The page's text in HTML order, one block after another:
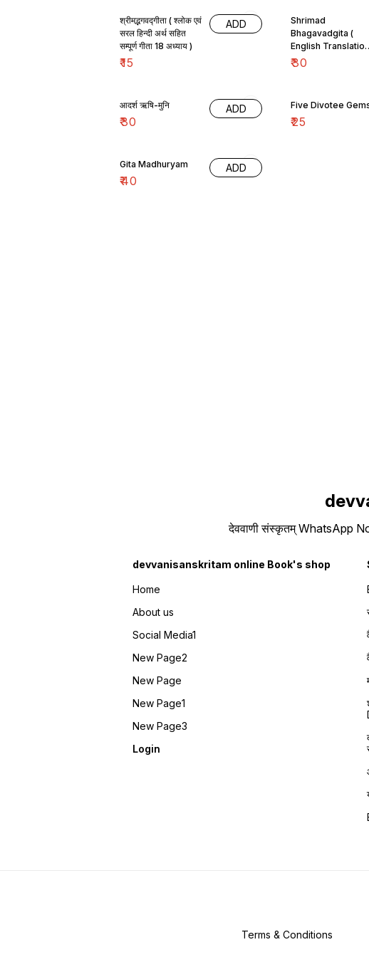
श्रीमद्भगवद्गीता ( श्लोक एवं
सरल हिन्दी अर्थ सहित
सम्पूर्ण गीता 18 अध्याय )
₹15
ADD
Shrimad
Bhagavadgita (
English Translation
)
₹30
आदर्श ऋषि-मुनि
₹30
ADD Five Divotee
₹25
Gita Madhuryam
₹40
ADD
देववाणी संस्कृतम् WhatsApp
devvanisanskritam online Book's shop
Home
About us
Social Media1
New Page2
New Page
New Page1
New Page3
Login
Terms & Conditions